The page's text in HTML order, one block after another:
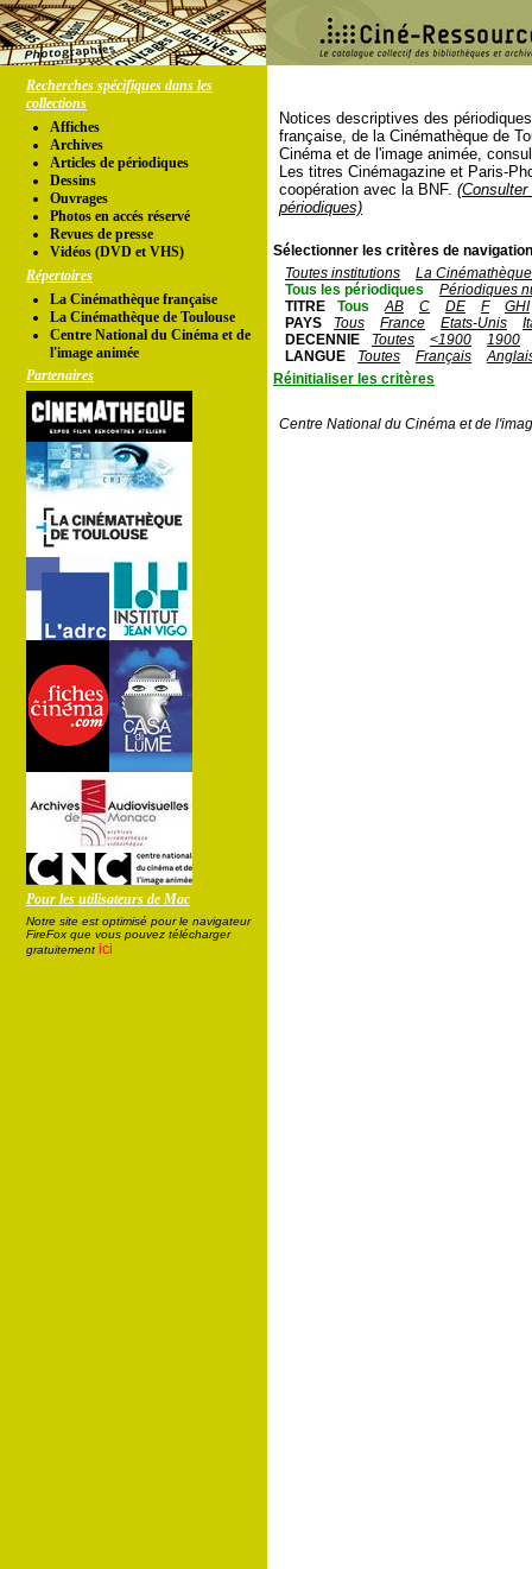
Recherches spécifiques dans les
collections
Affiches
Archives
Articles de périodiques
Dessins
Ouvrages
Photos en accés réservé
Revues de presse
Vidéos (DVD et VHS)
Répertoires
La Cinémathèque française
La Cinémathèque de Toulouse
Centre National du Cinéma et de
l'image animée
Partenaires
Pour les utilisateurs de Mac
Notre site est optimisé pour le navigateur
FireFox que vous pouvez télécharger
gratuitement ici
Notices descriptives des
française, de la Cinémathèque de
Cinéma et de l'image animée,
Les titres Cinémagazine et Paris-
coopération avec la BNF.
périodiques)
Sélectionner les critères de
Toutes institutions
La
Tous les périodiques
Périodiques
TITRE
Tous AB C DE F
GHI
PAYS
Tous France Etats-Unis
DECENNIE
Toutes <1900
1900
LANGUE
Toutes Français
Réinitialiser les critères
Centre National du Cinéma et de